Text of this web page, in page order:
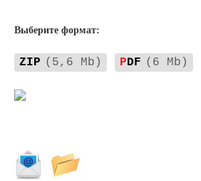
Выберите формат:
ZIP (5,6 Mb) PDF (6 Mb)